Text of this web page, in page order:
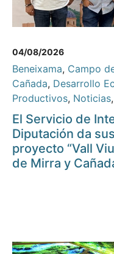
04/08/2026
Beneixama, Campo
Cañada, Desarrollo
Productivos, Noticias,
El Servicio de
Diputación da
proyecto “Vall
de Mirra y